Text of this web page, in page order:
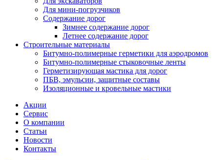
Для мини-погрузчиков
Содержание дорог
Зимнее содержание дорог
Летнее содержание дорог
Строительные материалы
Битумно-полимерные герметики для аэродромов
Битумно-полимерные стыковочные ленты
Герметизирующая мастика для дорог
ПБВ, эмульсии, защитные составы
Изоляционные и кровельные мастики
Акции
Сервис
О компании
Статьи
Новости
Контакты